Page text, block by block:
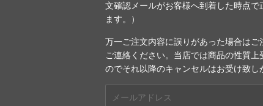
文確認メールがお客様へ到着した時点
ます。）
万一ご注文内容に誤りがあった場合は
ご連絡ください。当店では商品の性質
のでそれ以降のキャンセルはお受け致し